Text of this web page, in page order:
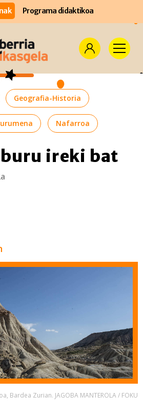
Programa didaktikoa
Geografia-Historia
Nafarroa
ireki bat
Bardea Zurian. JAGOBA MANTEROLA / FOKU